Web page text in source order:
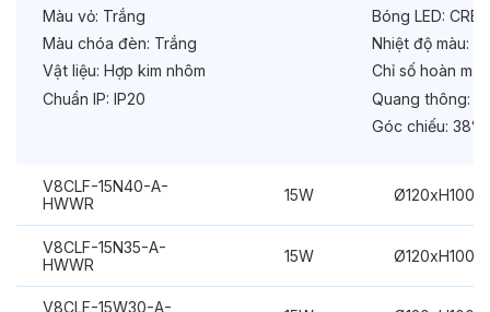
Màu vỏ: Trắng
Màu chóa đèn: Trắng
Vật liệu: Hợp kim nhôm
Chuẩn IP: IP20
Bóng LED:
Nhiệt độ màu:
Chỉ số hoàn
Quang thông:
Góc chiếu: 38°
V8CLF-15N40-A-
HWWR
15W
V8CLF-15N35-A-
HWWR
15W
V8CLF-15W30-A-